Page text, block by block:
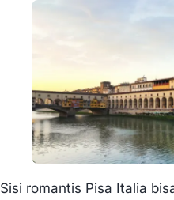
Sisi romantis Pisa Italia